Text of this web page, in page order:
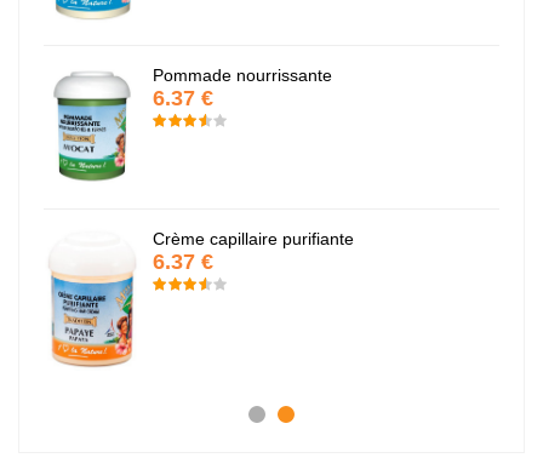
Pommade nourrissante
6.37 €
Crème capillaire purifiante
6.37 €